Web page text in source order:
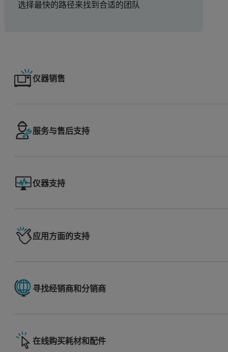
选择最快的路径来找到合适的团队
仪器销售
服务与售后支持
仪器支持
应用方面的支持
寻找经销商和分销商
在线购买耗材和配件